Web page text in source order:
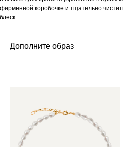
фирменной коробочке и тщательно
блеск.
Дополните образ